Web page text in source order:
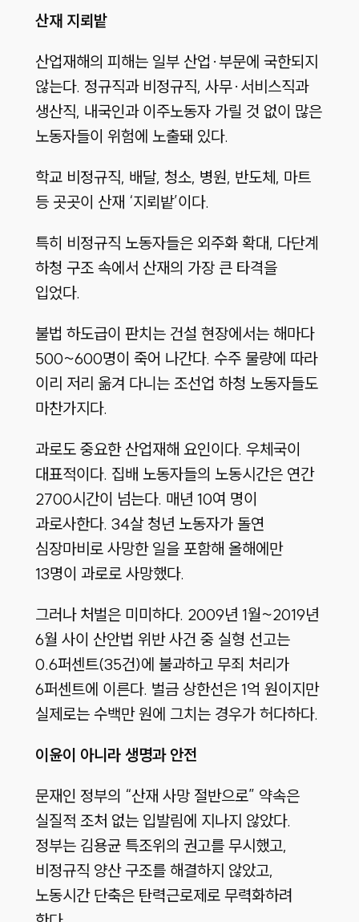
산재 지뢰밭
산업재해의 피해는 일부 산업·부문에 국한되지
않는다. 정규직과 비정규직, 사무·서비스직과
생산직, 내국인과 이주노동자 가릴 것 없이 많은
노동자들이 위험에 노출돼 있다.
학교 비정규직, 배달, 청소, 병원, 반도체, 마트
등 곳곳이 산재 ‘지뢰밭’이다.
특히 비정규직 노동자들은 외주화 확대, 다단계
하청 구조 속에서 산재의 가장 큰 타격을
입었다.
불법 하도급이 판치는 건설 현장에서는 해마다
500~600명이 죽어 나간다. 수주 물량에 따라
이리 저리 옮겨 다니는 조선업 하청 노동자들도
마찬가지다.
과로도 중요한 산업재해 요인이다. 우체국이
대표적이다. 집배 노동자들의 노동시간은 연간
2700시간이 넘는다. 매년 10여 명이
과로사한다. 34살 청년 노동자가 돌연
심장마비로 사망한 일을 포함해 올해에만
13명이 과로로 사망했다.
그러나 처벌은 미미하다. 2009년 1월~2019년
6월 사이 산안법 위반 사건 중 실형 선고는
0.6퍼센트(35건)에 불과하고 무죄 처리가
6퍼센트에 이른다. 벌금 상한선은 1억 원이지만
실제로는 수백만 원에 그치는 경우가 허다하다.
이윤이 아니라 생명과 안전
문재인 정부의 “산재 사망 절반으로” 약속은
실질적 조처 없는 입발림에 지나지 않았다.
정부는 김용균 특조위의 권고를 무시했고,
비정규직 양산 구조를 해결하지 않았고,
노동시간 단축은 탄력근로제로 무력화하려